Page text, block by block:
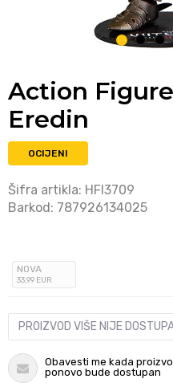
1 2 3
Action
Eredin
OCIJENI
Šifra artikla: HFI3709
Barkod: 787926134025
NOVA
33,99 EUR
PROIZVOD VIŠE NIJE
Obavesti me kada
ponovo bude dostupan